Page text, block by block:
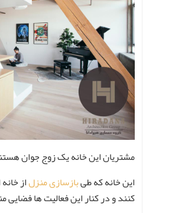
مشتریان این خانه یک زوج جوان
این خانه که طیبازسازی منزلاز
کنند و در کنار این فعالیت ها